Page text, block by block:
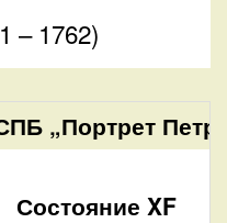
– 1762)
„Портрет
Состояние XF